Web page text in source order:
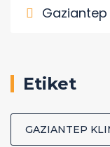
Gaziantep
Etiket
GAZIANTEP